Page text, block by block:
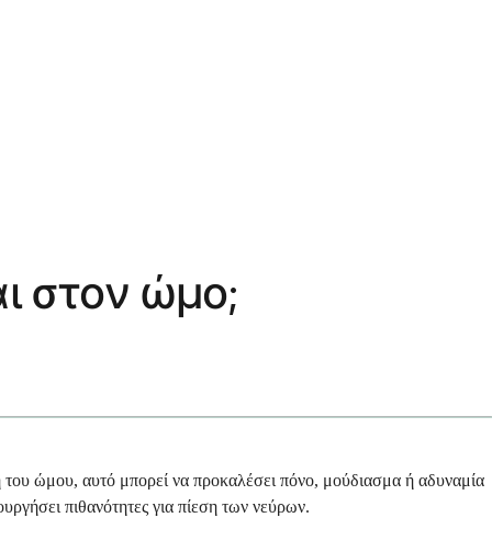
στον ώμο;
του ώμου, αυτό μπορεί να προκαλέσει πόνο, μούδιασμα ή αδυναμία
πιθανότητες για πίεση των νεύρων.